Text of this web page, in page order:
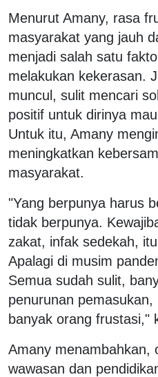
Menurut Amany, rasa
masyarakat yang jauh
menjadi salah satu
melakukan kekerasan.
muncul, sulit mencari
positif untuk dirinya
Untuk itu, Amany
meningkatkan
masyarakat.
"Yang berpunya harus
tidak berpunya.
zakat, infak sedekah,
Apalagi di musim
Semua sudah sulit,
penurunan
banyak orang frustasi,"
Amany menambahkan,
wawasan dan